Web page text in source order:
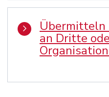
Übermitteln
an Dritte